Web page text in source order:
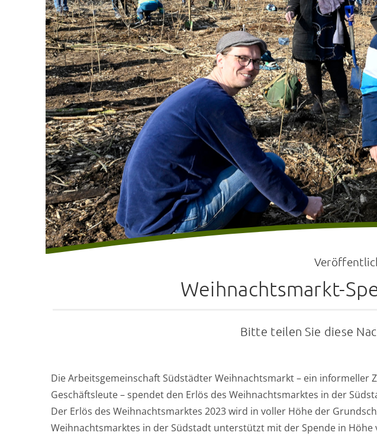
Weihnachtsmarkt-
Bitte teilen Sie diese
Die Arbeitsgemeinschaft Südstädter Weihnachtsmarkt – ein informeller
Geschäftsleute – spendet den Erlös des Weihnachtsmarktes in der
Der Erlös des Weihnachtsmarktes 2023 wird in voller Höhe der
Weihnachtsmarktes in der Südstadt unterstützt mit der Spende in Höhe